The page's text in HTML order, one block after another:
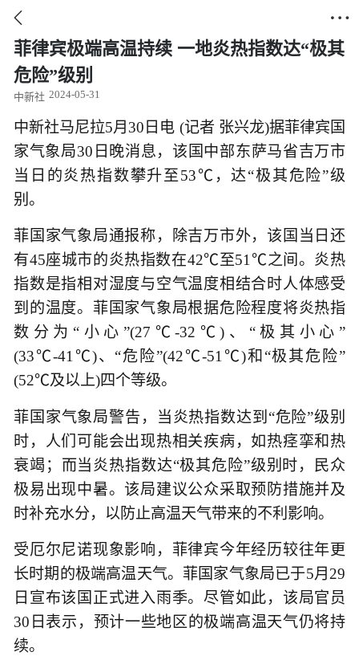
 
菲律宾极端高温持续 一地炎热指数达“极其
危险”级别
中新社 2024-05-31
中新社马尼拉5月30日电 (记者 张兴龙)据菲律宾国
家气象局30日晚消息，该国中部东萨马省吉万市
当日的炎热指数攀升至53℃，达“极其危险”级
别。
菲国家气象局通报称，除吉万市外，该国当日还
有45座城市的炎热指数在42℃至51℃之间。炎热
指数是指相对湿度与空气温度相结合时人体感受
到的温度。菲国家气象局根据危险程度将炎热指
数分为“小心”(27℃-32℃)、“极其小心”
(33℃-41℃)、“危险”(42℃-51℃)和“极其危险”
(52℃及以上)四个等级。
菲国家气象局警告，当炎热指数达到“危险”级别
时，人们可能会出现热相关疾病，如热痉挛和热
衰竭；而当炎热指数达“极其危险”级别时，民众
极易出现中暑。该局建议公众采取预防措施并及
时补充水分，以防止高温天气带来的不利影响。
受厄尔尼诺现象影响，菲律宾今年经历较往年更
长时期的极端高温天气。菲国家气象局已于5月29
日宣布该国正式进入雨季。尽管如此，该局官员
30日表示，预计一些地区的极端高温天气仍将持
续。